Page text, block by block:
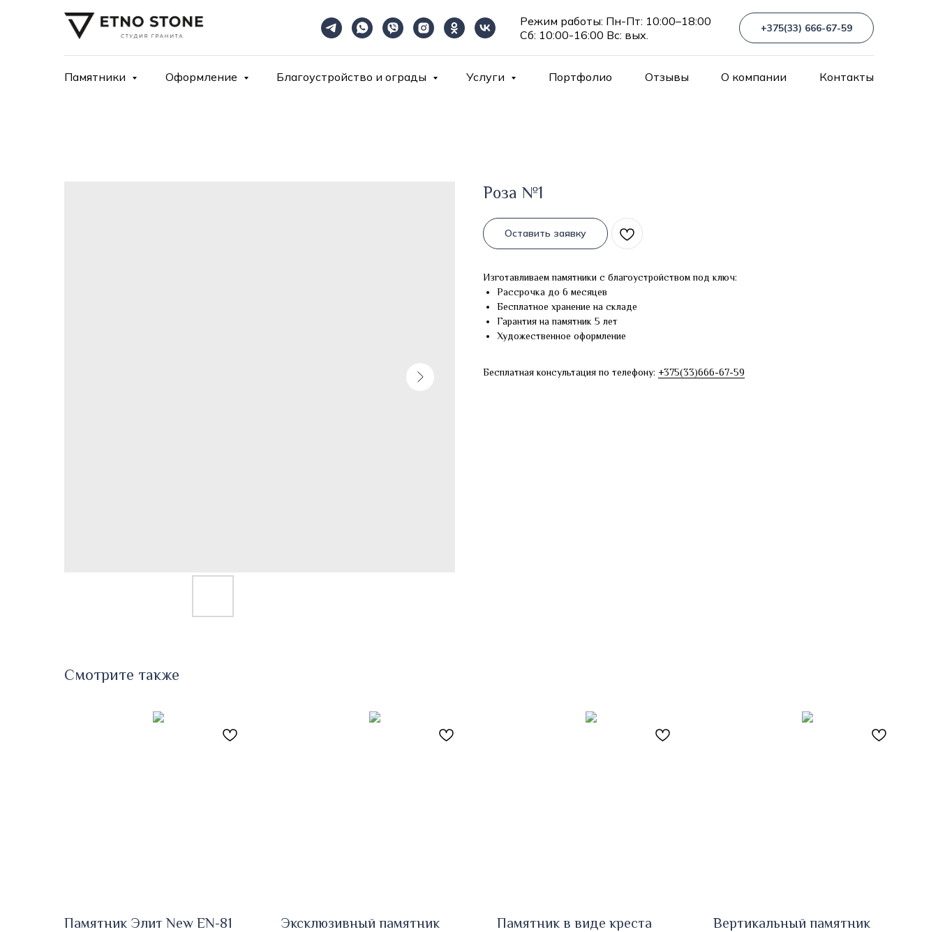
Режим работы: Пн-Пт: 10:00–18:00
Сб: 10:00-16:00 Вс: вых.
+375(33) 666-67-59
Памятники Оформление Благоустройство и ограды Услуги Портфолио Отзывы О компании Контакты
Роза №1
Оставить заявку
Изготавливаем памятники с благоустройством под ключ:
Рассрочка до 6 месяцев
Бесплатное хранение на складе
Гарантия на памятник 5 лет
Художественное оформление
Бесплатная консультация по телефону: +375(33)666-67-59
Смотрите также
Памятник Элит New EN-81
Эксклюзивный памятник
Памятник в виде креста
Вертикальный памятник